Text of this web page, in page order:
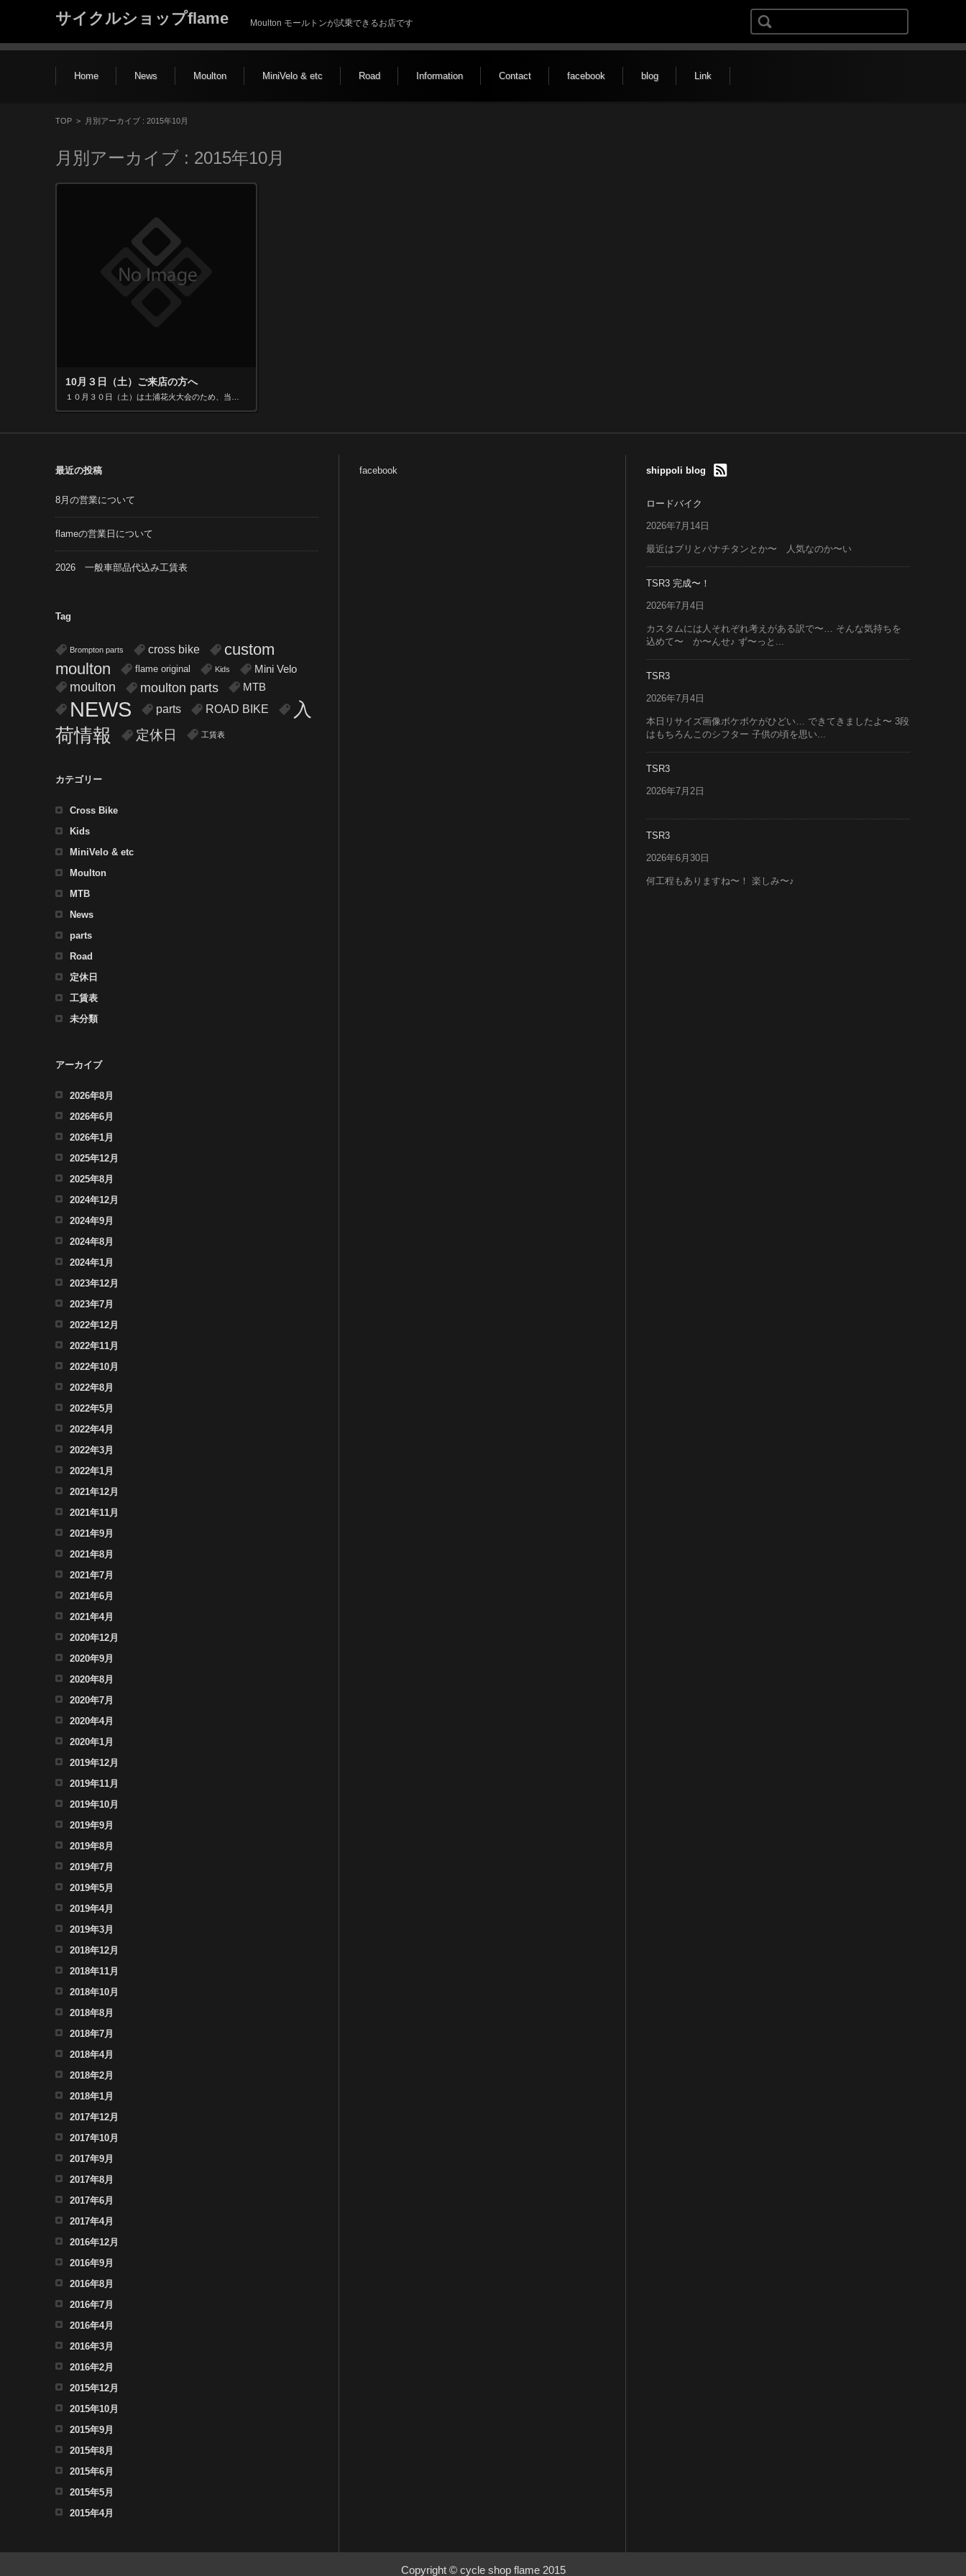
サイクルショップflame Moulton モールトンが試乗できるお店です
検索:
コンテンツに移動
Home News Moulton MiniVelo & etc Road Information Contact facebook blog Link
TOP > 月別アーカイブ : 2015年10月
月別アーカイブ : 2015年10月
10月３日（土）ご来店の方へ
最近の投稿
8月の営業について
flameの営業日について
2026 一般車部品代込み工賃表
Tag
Brompton parts cross bike
custom
moulton
flame original Kids Mini Velo
moulton moulton parts MTB
NEWS parts ROAD BIKE
入
荷情報
定休日 工賃表
カテゴリー
Cross Bike
Kids
MiniVelo & etc
Moulton
MTB
News
parts
Road
定休日
工賃表
未分類
アーカイブ
2026年8月
2026年6月
2026年1月
2025年12月
2025年8月
2024年12月
2024年9月
2024年8月
2024年1月
2023年12月
2023年7月
2022年12月
2022年11月
2022年10月
2022年8月
2022年5月
2022年4月
2022年3月
2022年1月
2021年12月
2021年11月
2021年9月
2021年8月
2021年7月
2021年6月
2021年4月
2020年12月
2020年9月
2020年8月
2020年7月
2020年4月
2020年1月
2019年12月
2019年11月
2019年10月
2019年9月
2019年8月
2019年7月
2019年5月
2019年4月
2019年3月
2018年12月
2018年11月
2018年10月
2018年8月
2018年7月
2018年4月
2018年2月
2018年1月
2017年12月
2017年10月
2017年9月
2017年8月
2017年6月
2017年4月
2016年12月
2016年9月
2016年8月
2016年7月
2016年4月
2016年3月
2016年2月
2015年12月
2015年10月
2015年9月
2015年8月
2015年6月
2015年5月
2015年4月
facebook shippoli blog
ロードバイク
2026年7月14日
最近はブリとパナチタンとか〜 人気なのか〜い
TSR3 完成〜！
2026年7月4日
カスタムには人それぞれ考えがある訳で〜… そんな気持ちを
込めて〜 か〜んせ♪ ず〜っと...
TSR3
2026年7月4日
本日リサイズ画像ボケボケがひどい… できてきましたよ〜 3段
はもちろんこのシフター 子供の頃を思い...
TSR3
2026年7月2日
TSR3
2026年6月30日
何工程もありますね〜！ 楽しみ〜♪
Copyright © cycle shop flame 2015